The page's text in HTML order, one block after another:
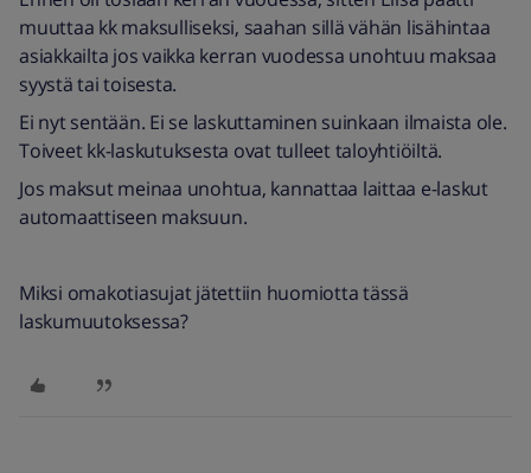
muuttaa kk maksulliseksi, saahan sillä vähän lisähintaa
asiakkailta jos vaikka kerran vuodessa unohtuu maksaa
syystä tai toisesta.
Ei nyt sentään. Ei se laskuttaminen suinkaan ilmaista ole.
Toiveet kk-laskutuksesta ovat tulleet taloyhtiöiltä.
Jos maksut meinaa unohtua, kannattaa laittaa e-laskut
automaattiseen maksuun.
Miksi omakotiasujat jätettiin huomiotta tässä
laskumuutoksessa?